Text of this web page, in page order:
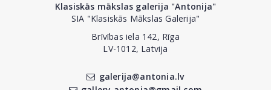
Klasiskās mākslas galerija "Antonija"
SIA "Klasiskās Mākslas Galerija"
Brīvības iela 142, Rīga
LV-1012, Latvija
galerija@antonia.lv